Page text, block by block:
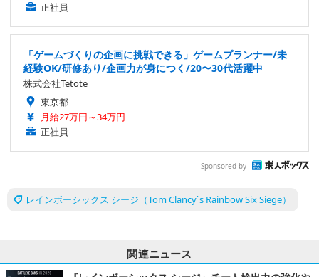
正社員
「ゲームづくりの企画に挑戦できる」ゲームプランナー/未
経験OK/研修あり/企画力が身につく/20〜30代活躍中
株式会社Tetote
東京都
月給27万円～34万円
正社員
Sponsored by
レインボーシックス シージ（Tom Clancy`s Rainbow Six Siege）
関連ニュース